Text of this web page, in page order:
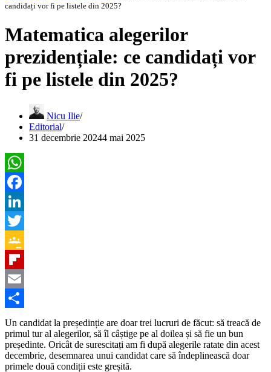
candidați vor fi pe listele din 2025?
Matematica alegerilor
prezidențiale: ce candidați vor
fi pe listele din 2025?
Nicu Ilie
Editorial
31 decembrie 20244 mai 2025
WhatsApp
Facebook
LinkedIn
Twitter
Google
Classroom
Flipboard
Email
Partajează
Un candidat la președinție are doar trei lucruri de făcut: să treacă de
primul tur al alegerilor, să îl câștige pe al doilea și să fie un bun
președinte. Oricât de surescitați am fi după alegerile ratate din acest
decembrie, desemnarea unui candidat care să îndeplinească doar
primele două condiții este greșită.